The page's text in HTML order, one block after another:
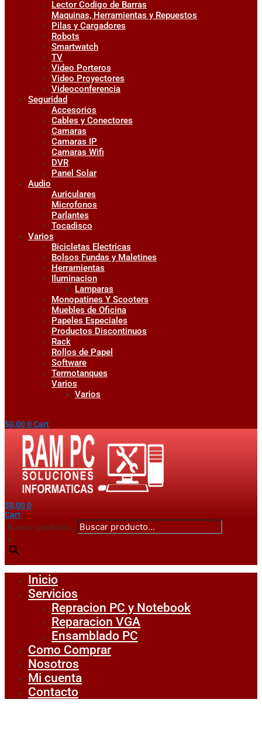
Lector Codigo de Barras
Maquinas, Herramientas y Repuestos
Pilas y Cargadores
Robots
Smartwatch
TV
Video Porteros
Video Proyectores
Videoconferencia
Seguridad
Accesorios
Cables y Conectores
Camaras
Camaras IP
Camaras Wifi
DVR
Panel Solar
Audio
Auriculares
Microfonos
Parlantes
Tocadisco
Varios
Bicicletas Electricas
Bolsos Fundas y Maletines
Herramientas
Iluminacion
Lamparas
Monopatines Y Scooters
Muebles de Oficina
Papeles Especiales
Productos Discontinuos
Rack
Rollos de Papel
Software
Termotanques
Varios
Varios
$0,000Cart
$0,000
Cart
Buscar producto...
×
Inicio
Servicios
Repracion PC y Notebook
Reparacion VGA
Ensamblado PC
Como Comprar
Nosotros
Mi cuenta
Contacto